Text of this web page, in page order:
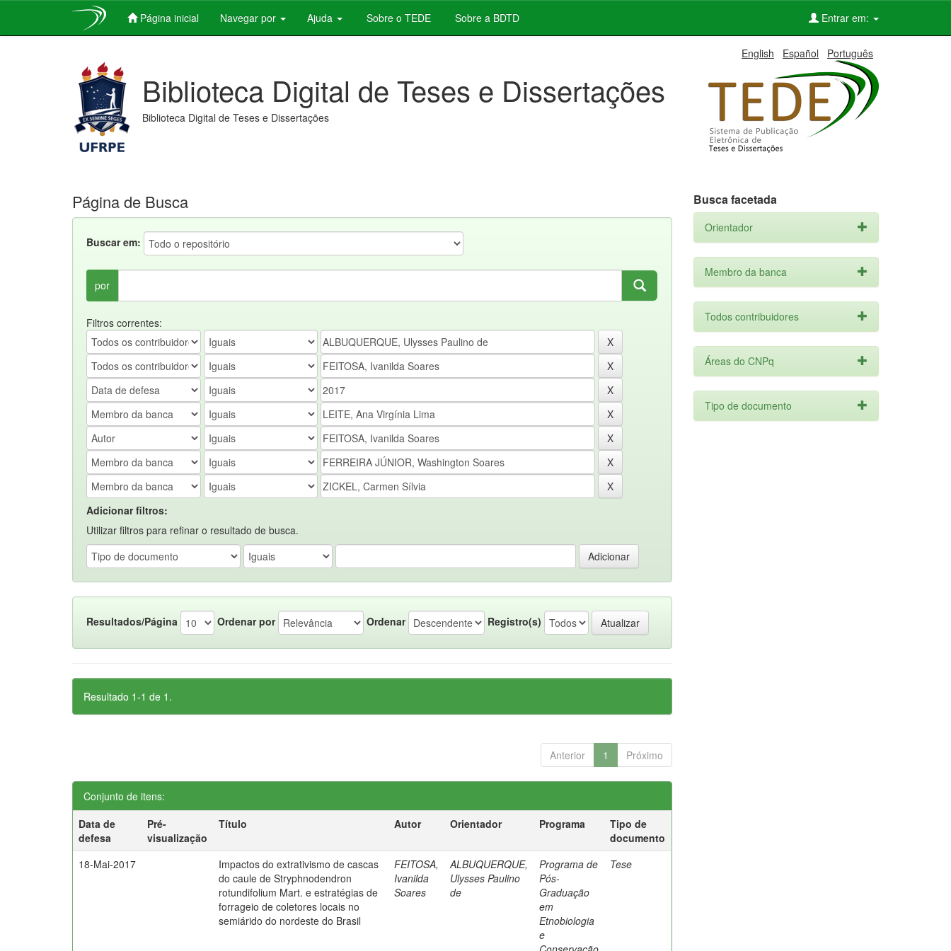
Página inicial Navegar por Ajuda Sobre o TEDE Sobre a BDTD Entrar em:
English Español Português
Biblioteca Digital de Teses e Dissertações
Biblioteca Digital de Teses e Dissertações
Página de Busca
Buscar em:
por
Filtros correntes:
Adicionar filtros:
Utilizar filtros para refinar o resultado de busca.
Resultados/Página Ordenar por Ordenar Registro(s)
Resultado 1-1 de 1.
Anterior 1 Próximo
Conjunto de itens:
Data de
defesa
Pré-
visualização
Título Autor Orientador Programa
Tipo de
documento
18-Mai-2017
Impactos do extrativismo de cascas
do caule de Stryphnodendron
rotundifolium Mart. e estratégias de
forrageio de coletores locais no
semiárido do nordeste do Brasil
FEITOSA,
Ivanilda
Soares
ALBUQUERQUE,
Ulysses Paulino
de
Programa de
Pós-
Graduação
em
Etnobiologia
e
Tese
Busca facetada
Orientador
Membro da banca
Todos contribuidores
Áreas do CNPq
Tipo de documento